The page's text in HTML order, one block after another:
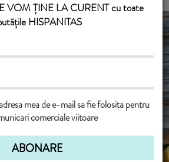
VOM ȚINE LA CURENT cu toate
HISPANITAS
mea de e-mail sa fie folosita pentru
comerciale viitoare
ABONARE